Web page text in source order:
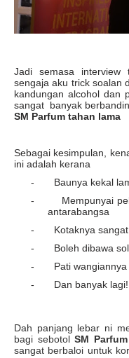
Jadi semasa interview
sengaja aku trick soalan
kandungan alcohol dan
sangat banyak
SM Parfum tahan lama
Sebagai kesimpulan,
ini adalah kerana
-
Baunya kekal
-
Mempunyai
antarabangsa
-
Kotaknya
-
Boleh dibawa
-
Pati
-
Dan banyak lagi!
Dah panjang lebar ni
bagi sebotol SM Parfum
sangat berbaloi untuk